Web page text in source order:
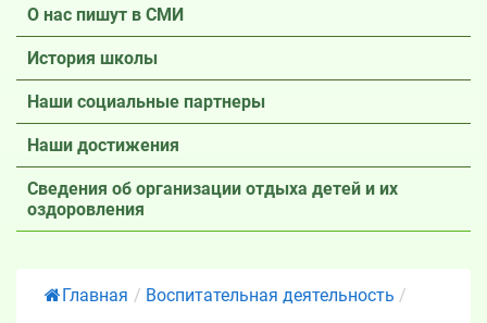
О нас пишут в СМИ
История школы
Наши социальные партнеры
Наши достижения
Сведения об организации отдыха детей и их
оздоровления
Главная / Воспитательная деятельность /